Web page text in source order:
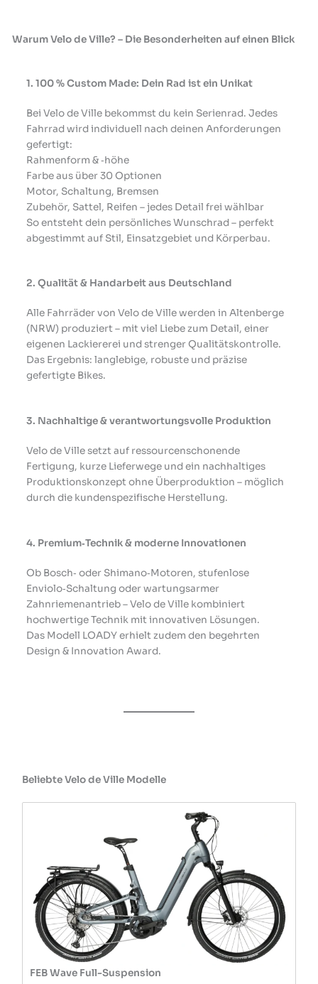
Warum Velo de Ville? – Die Besonderheiten auf einen Blick
1. 100 % Custom Made: Dein Rad ist ein Unikat
Bei Velo de Ville bekommst du kein Serienrad. Jedes
Fahrrad wird individuell nach deinen Anforderungen
gefertigt:
Rahmenform & ‑höhe
Farbe aus über 30 Optionen
Motor, Schaltung, Bremsen
Zubehör, Sattel, Reifen – jedes Detail frei wählbar
So entsteht dein persönliches Wunschrad – perfekt
abgestimmt auf Stil, Einsatzgebiet und Körperbau.
2. Qualität & Handarbeit aus Deutschland
Alle Fahrräder von Velo de Ville werden in Altenberge
(NRW) produziert – mit viel Liebe zum Detail, einer
eigenen Lackiererei und strenger Qualitätskontrolle.
Das Ergebnis: langlebige, robuste und präzise
gefertigte Bikes.
3. Nachhaltige & verantwortungsvolle Produktion
Velo de Ville setzt auf ressourcenschonende
Fertigung, kurze Lieferwege und ein nachhaltiges
Produktionskonzept ohne Überproduktion – möglich
durch die kundenspezifische Herstellung.
4. Premium‑Technik & moderne Innovationen
Ob Bosch‑ oder Shimano‑Motoren, stufenlose
Enviolo‑Schaltung oder wartungsarmer
Zahnriemenantrieb – Velo de Ville kombiniert
hochwertige Technik mit innovativen Lösungen.
Das Modell LOADY erhielt zudem den begehrten
Design & Innovation Award.
Beliebte Velo de Ville Modelle
FEB Wave Full-Suspension